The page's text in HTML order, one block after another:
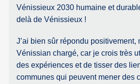
Vénissieux 2030 humaine et
delà de Vénissieux !
J’ai bien sûr répondu positivement,
Vénissian chargé, car je crois très
des expériences et de tisser des
communes qui peuvent mener des